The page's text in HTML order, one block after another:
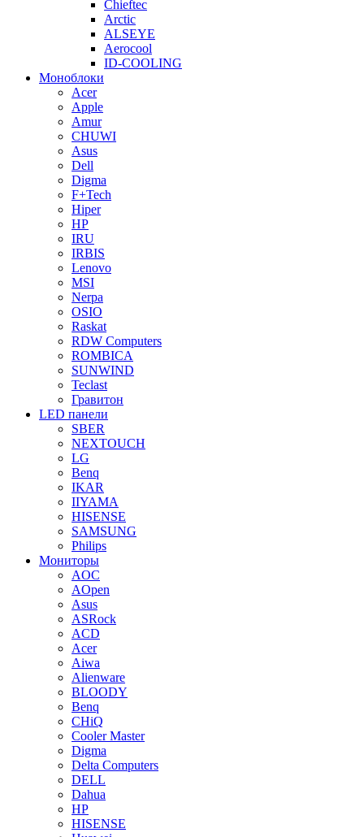
Chieftec
Arctic
ALSEYE
Aerocool
ID-COOLING
Моноблоки
Acer
Apple
Amur
CHUWI
Asus
Dell
Digma
F+Tech
Hiper
HP
IRU
IRBIS
Lenovo
MSI
Nerpa
OSIO
Raskat
RDW Computers
ROMBICA
SUNWIND
Teclast
Гравитон
LED панели
SBER
NEXTOUCH
LG
Benq
IKAR
IIYAMA
HISENSE
SAMSUNG
Philips
Мониторы
AOC
AOpen
Asus
ASRock
ACD
Acer
Aiwa
Alienware
BLOODY
Benq
CHiQ
Cooler Master
Digma
Delta Computers
DELL
Dahua
HP
HISENSE